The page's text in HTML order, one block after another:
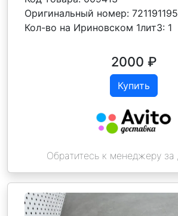
Оригинальный номер:
Кол-во на Ириновском 1лит3: 1
2000 ₽
Купить
Обратитесь к менеджеру за